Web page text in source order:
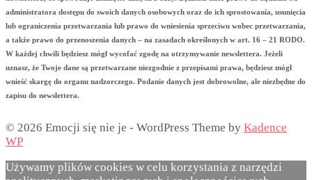
administratora dostępu do swoich danych osobowych oraz do ich sprostowania, usunięcia
lub ograniczenia przetwarzania lub prawo do wniesienia sprzeciwu wobec przetwarzania,
a także prawo do przenoszenia danych – na zasadach określonych w art. 16 – 21 RODO.
W każdej chwili będziesz mógł wycofać zgodę na otrzymywanie newslettera. Jeżeli
uznasz, że Twoje dane są przetwarzane niezgodnie z przepisami prawa, będziesz mógł
wnieść skargę do organu nadzorczego. Podanie danych jest dobrowolne, ale niezbędne do
zapisu do newslettera.
© 2026 Emocji się nie je - WordPress Theme by Kadence
WP
Używamy plików cookies w celu korzystania z narzędzi